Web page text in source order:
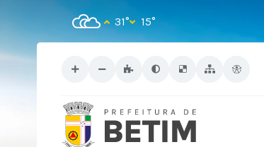
31° 15°